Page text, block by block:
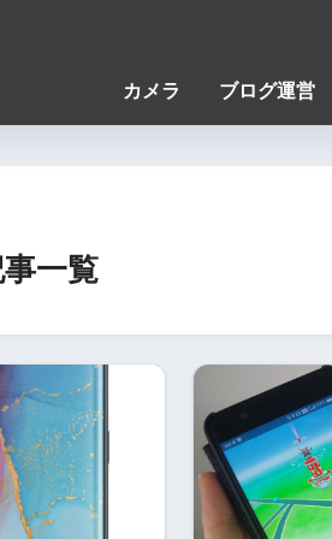
カメラ ブログ運営
事一覧